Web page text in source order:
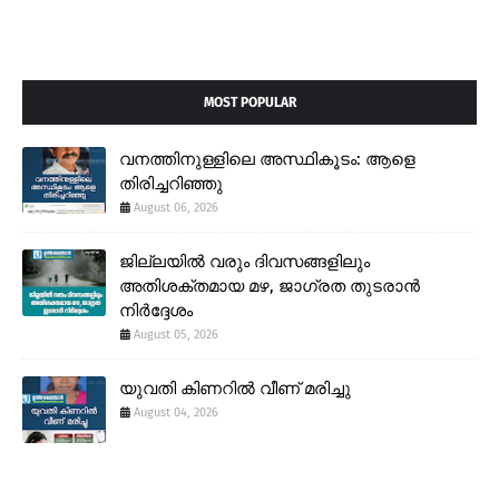
MOST POPULAR
വനത്തിനുള്ളിലെ അസ്ഥികൂടം: ആളെ
തിരിച്ചറിഞ്ഞു
August 06, 2026
ജില്ലയിൽ വരും ദിവസങ്ങളിലും
അതിശക്തമായ മഴ, ജാഗ്രത തുടരാൻ
നിർദ്ദേശം
August 05, 2026
യുവതി കിണറിൽ വീണ് മരിച്ചു
August 04, 2026